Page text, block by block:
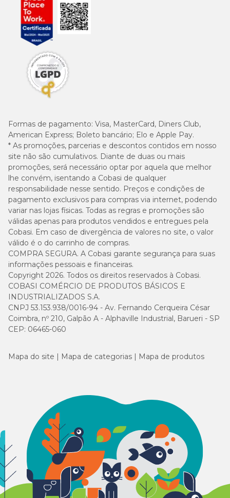
Formas de pagamento: Visa, MasterCard, Diners Club,
American Express; Boleto bancário; Elo e Apple Pay.
* As promoções, parcerias e descontos contidos em nosso
site não são cumulativos. Diante de duas ou mais
promoções, será necessário optar por aquela que melhor
lhe convém, isentando a Cobasi de qualquer
responsabilidade nesse sentido. Preços e condições de
pagamento exclusivos para compras via internet, podendo
variar nas lojas físicas. Todas as regras e promoções são
válidas apenas para produtos vendidos e entregues pela
Cobasi. Em caso de divergência de valores no site, o valor
válido é o do carrinho de compras.
COMPRA SEGURA. A Cobasi garante segurança para suas
informações pessoais e financeiras.
Copyright 2026. Todos os direitos reservados à Cobasi.
COBASI COMÉRCIO DE PRODUTOS BÁSICOS E
INDUSTRIALIZADOS S.A.
CNPJ 53.153.938/0016-94 - Av. Fernando Cerqueira César
Coimbra, nº 210, Galpão A - Alphaville Industrial, Barueri - SP
CEP: 06465-060
Mapa do site Mapa de categorias Mapa de produtos